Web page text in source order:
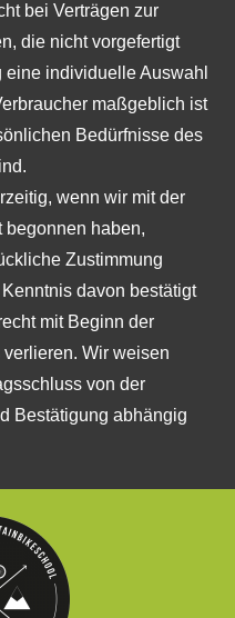
bei Verträgen zur
die nicht vorgefertigt
individuelle Auswahl
maßgeblich ist
Bedürfnisse des
wenn wir mit der
begonnen haben,
Zustimmung
davon bestätigt
mit Beginn der
Wir weisen
von der
Bestätigung abhängig